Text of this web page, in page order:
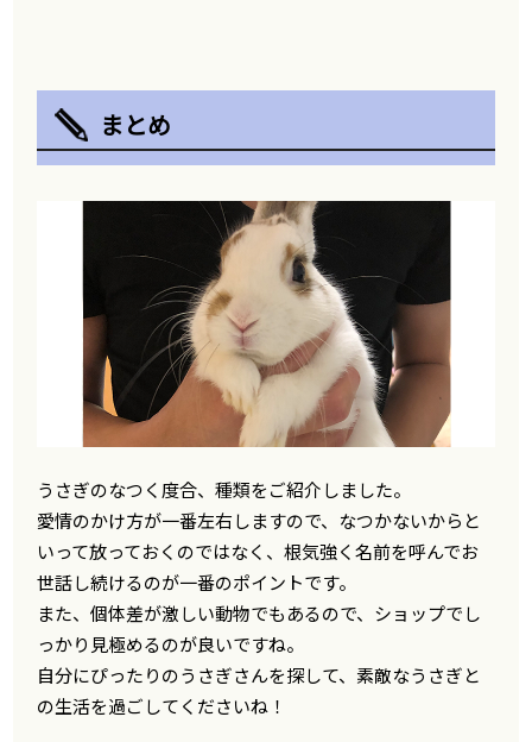
まとめ
うさぎのなつく度合、種類をご紹介しました。
愛情のかけ方が一番左右しますので、なつかないからと
いって放っておくのではなく、根気強く名前を呼んでお
世話し続けるのが一番のポイントです。
また、個体差が激しい動物でもあるので、ショップでし
っかり見極めるのが良いですね。
自分にぴったりのうさぎさんを探して、素敵なうさぎと
の生活を過ごしてくださいね！